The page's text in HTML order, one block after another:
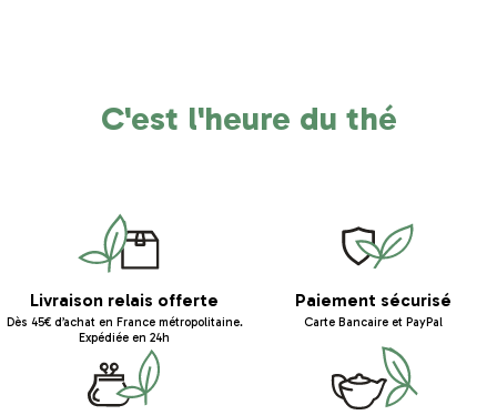
C'est l'heure du thé
Livraison relais offerte
Dès 45€ d’achat en France métropolitaine.
Expédiée en 24h
Paiement sécurisé
Carte Bancaire et PayPal